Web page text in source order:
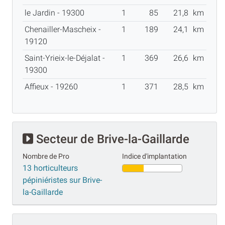
le Jardin - 19300 1 85 21,8
km
Chenailler-Mascheix -
19120
1 189 24,1 km
Saint-Yrieix-le-Déjalat -
19300
1 369 26,6 km
Affieux - 19260 1 371 28,5 km
Secteur de Brive-la-Gaillarde
Nombre de Pro
13 horticulteurs
pépiniéristes sur Brive-
la-Gaillarde
Indice d'implantation